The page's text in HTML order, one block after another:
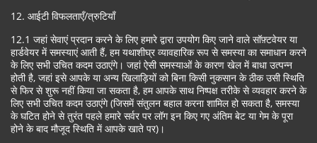
12. आईटी विफलताएँ/त्रुटियाँ
12.1 जहां सेवाएं प्रदान करने के लिए हमारे द्वारा उपयोग किए जाने वाले सॉफ़्टवेयर या
हार्डवेयर में समस्याएं आती हैं, हम यथाशीघ्र व्यावहारिक रूप से समस्या का समाधान करने
के लिए सभी उचित कदम उठाएंगे। जहां ऐसी समस्याओं के कारण खेल में बाधा उत्पन्न
होती है, जहां इसे आपके या अन्य खिलाड़ियों को बिना किसी नुकसान के ठीक उसी स्थिति
से फिर से शुरू नहीं किया जा सकता है, हम आपके साथ निष्पक्ष तरीके से व्यवहार करने के
लिए सभी उचित कदम उठाएंगे (जिसमें संतुलन बहाल करना शामिल हो सकता है, समस्या
के घटित होने से तुरंत पहले हमारे सर्वर पर लॉग इन किए गए अंतिम बेट या गेम के पूरा
होने के बाद मौजूद स्थिति में आपके खाते पर)।